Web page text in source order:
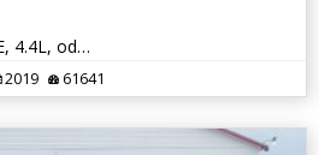
2019 BMW M550I XDRIVE, 4.4L, od ubezpieczalni
2019 61641